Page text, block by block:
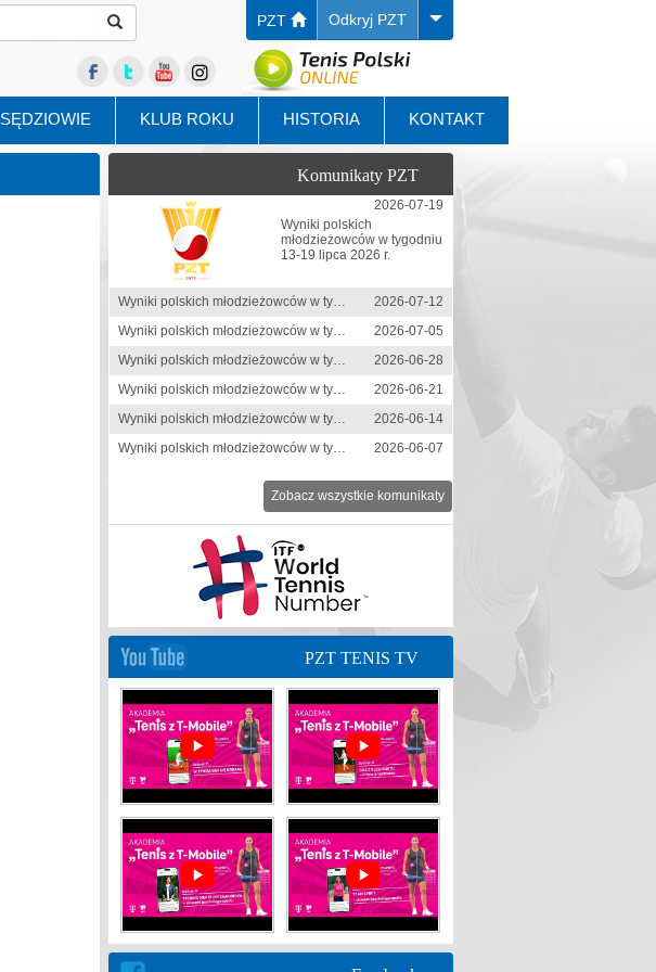
PZT Odkryj PZT
SĘDZIOWIE KLUB ROKU HISTORIA KONTAKT
Komunikaty PZT
2026-07-19
Wyniki polskich
młodzieżowców w tygodniu
13-19 lipca 2026 r.
Wyniki polskich młodzieżowców w tygodniu 6-12 lipca 2026 r.
2026-07-12
Wyniki polskich młodzieżowców w tygodniu 29 czerwca-5 lipca 2026 r.
2026-07-05
Wyniki polskich młodzieżowców w tygodniu 22-28 czerwca 2026 r.
2026-06-28
Wyniki polskich młodzieżowców w tygodniu 15-21 czerwca 2026 r.
2026-06-21
Wyniki polskich młodzieżowców w tygodniu 8-14 czerwca 2026 r.
2026-06-14
Wyniki polskich młodzieżowców w tygodniu 1-7 czerwca 2026 r.
2026-06-07
Zobacz wszystkie komunikaty
PZT TENIS TV